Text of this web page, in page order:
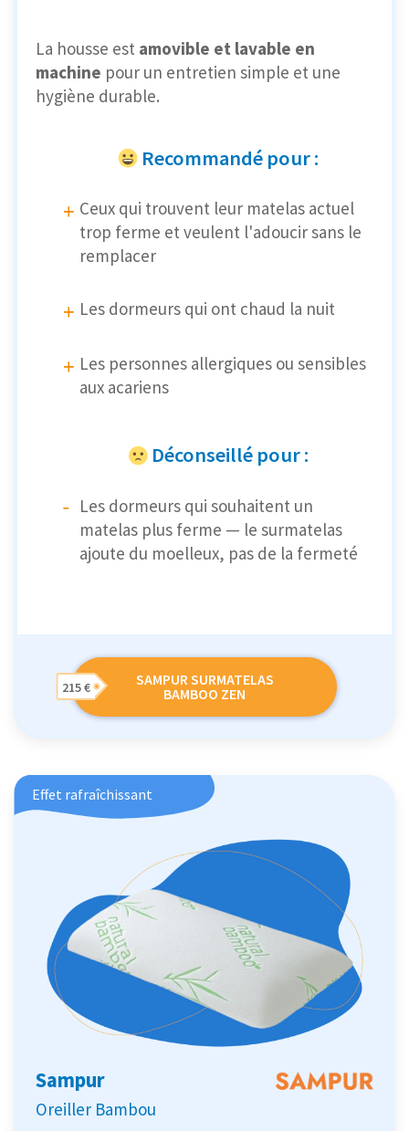
La housse est amovible et lavable en
machine pour un entretien simple et une
hygiène durable.
Recommandé pour :
Ceux qui trouvent leur matelas actuel
trop ferme et veulent l'adoucir sans le
remplacer
Les dormeurs qui ont chaud la nuit
Les personnes allergiques ou sensibles
aux acariens
Déconseillé pour :
Les dormeurs qui souhaitent un
matelas plus ferme — le surmatelas
ajoute du moelleux, pas de la fermeté
SAMPUR SURMATELAS
BAMBOO ZEN
215 €
Effet rafraîchissant
Sampur
Oreiller Bambou